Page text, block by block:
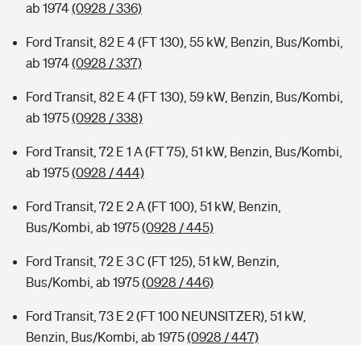
ab 1974(0928 / 336)
Ford Transit, 82 E 4 (FT 130), 55 kW, Benzin, Bus/Kombi,
ab 1974(0928 / 337)
Ford Transit, 82 E 4 (FT 130), 59 kW, Benzin, Bus/Kombi,
ab 1975(0928 / 338)
Ford Transit, 72 E 1 A (FT 75), 51 kW, Benzin, Bus/Kombi,
ab 1975(0928 / 444)
Ford Transit, 72 E 2 A (FT 100), 51 kW, Benzin,
Bus/Kombi, ab 1975(0928 / 445)
Ford Transit, 72 E 3 C (FT 125), 51 kW, Benzin,
Bus/Kombi, ab 1975(0928 / 446)
Ford Transit, 73 E 2 (FT 100 NEUNSITZER), 51 kW,
Benzin, Bus/Kombi, ab 1975(0928 / 447)